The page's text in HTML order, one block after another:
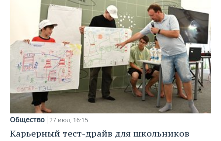
Общество 27 июл, 16:15
Карьерный тест-драйв для школьников